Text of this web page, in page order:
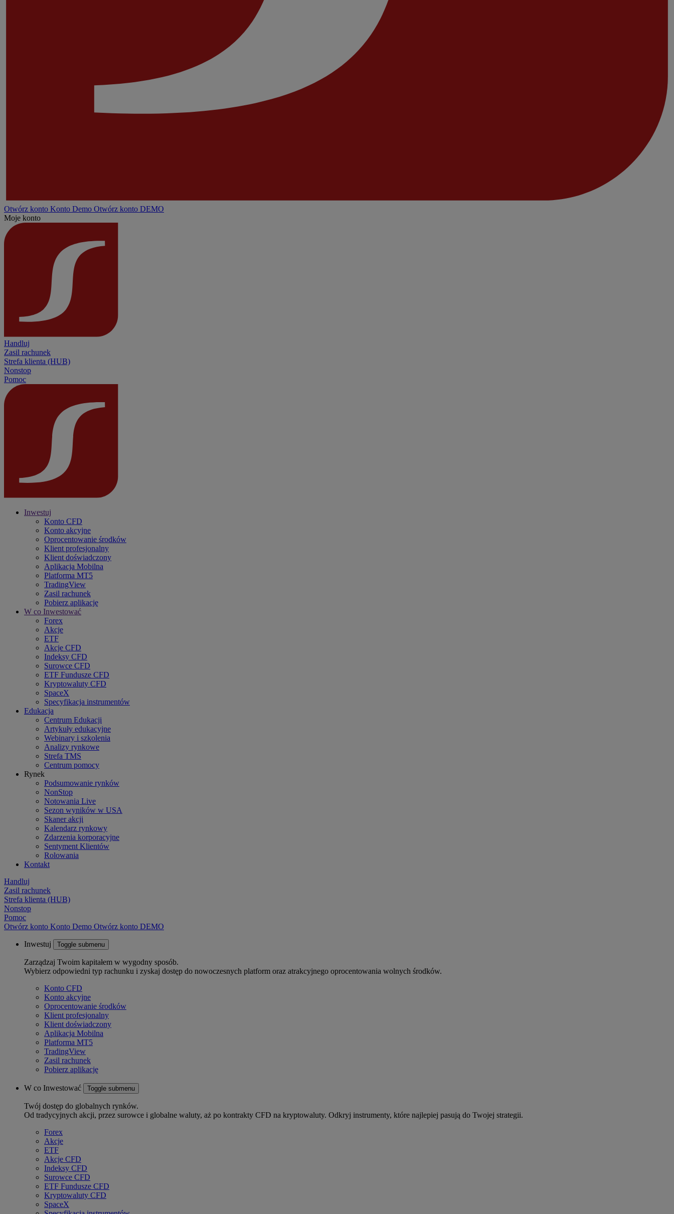
Otwórz konto Konto Demo Otwórz konto DEMO
Moje konto
Handluj
Zasil rachunek
Strefa klienta (HUB)
Nonstop
Pomoc
Inwestuj
Konto CFD
Konto akcyjne
Oprocentowanie środków
Klient profesjonalny
Klient doświadczony
Aplikacja Mobilna
Platforma MT5
TradingView
Zasil rachunek
Pobierz aplikację
W co Inwestować
Forex
Akcje
ETF
Akcje CFD
Indeksy CFD
Surowce CFD
ETF Fundusze CFD
Kryptowaluty CFD
SpaceX
Specyfikacja instrumentów
Edukacja
Centrum Edukacji
Artykuły edukacyjne
Webinary i szkolenia
Analizy rynkowe
Strefa TMS
Centrum pomocy
Rynek
Podsumowanie rynków
NonStop
Notowania Live
Sezon wyników w USA
Skaner akcji
Kalendarz rynkowy
Zdarzenia korporacyjne
Sentyment Klientów
Rolowania
Kontakt
Handluj
Zasil rachunek
Strefa klienta (HUB)
Nonstop
Pomoc
Otwórz konto Konto Demo Otwórz konto DEMO
Inwestuj Toggle submenu
Zarządzaj Twoim kapitałem w wygodny sposób.
Wybierz odpowiedni typ rachunku i zyskaj dostęp do nowoczesnych platform oraz atrakcyjnego oprocentowania wolnych środków.
Konto CFD
Konto akcyjne
Oprocentowanie środków
Klient profesjonalny
Klient doświadczony
Aplikacja Mobilna
Platforma MT5
TradingView
Zasil rachunek
Pobierz aplikację
W co Inwestować Toggle submenu
Twój dostęp do globalnych rynków.
Od tradycyjnych akcji, przez surowce i globalne waluty, aż po kontrakty CFD na kryptowaluty. Odkryj instrumenty, które najlepiej pasują do Twojej strategii.
Forex
Akcje
ETF
Akcje CFD
Indeksy CFD
Surowce CFD
ETF Fundusze CFD
Kryptowaluty CFD
SpaceX